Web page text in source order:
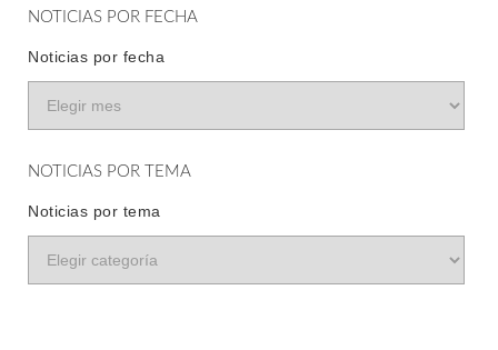
NOTICIAS POR FECHA
Noticias por fecha
NOTICIAS POR TEMA
Noticias por tema